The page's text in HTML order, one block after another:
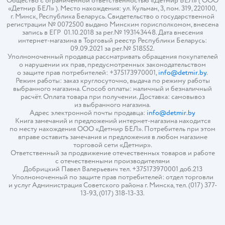
«Детмир БЕЛ» ). Место нахождения: ул. Кульман, 3, пом. 319, 220100,
г. Минск, Республика Беларусь. Свидетельство о государственной
регистрации № 0072500 выдано Минским горисполкомом, внесена
запись в ЕГР 01.10.2018 за рег.№ 193143448. Дата внесения
интернет-магазина в Торговый реестр Республики Беларусь:
09.09.2021 за рег.№ 518552.
Уполномоченный продавца рассматривать обращения покупателей
о нарушении их прав, предусмотренных законодательством
о защите прав потребителей: +375173970001,info@detmir.by.
Режим работы: заказ круглосуточно, выдача по режиму работы
выбранного магазина. Способ оплаты: наличный и безналичный
расчёт. Оплата товара при получении. Доставка: самовывоз
из выбранного магазина.
Адрес электронной почты продавца: info@detmir.by
Книга замечаний и предложений интернет-магазина находится
по месту нахождения ООО «Детмир БЕЛ». Потребитель при этом
вправе оставить замечания и предложения в любом магазине
торговой сети «Детмир».
Ответственный за продвижение отечественных товаров и работе
с отечественными производителями
Добрицкий Павел Валерьевич тел. +375173970001 доб.213
Уполномоченный по защите прав потребителей: отдел торговли
и услуг Администрация Советского района г. Минска, тел. (017) 377-
13-93, (017) 318-13-33.